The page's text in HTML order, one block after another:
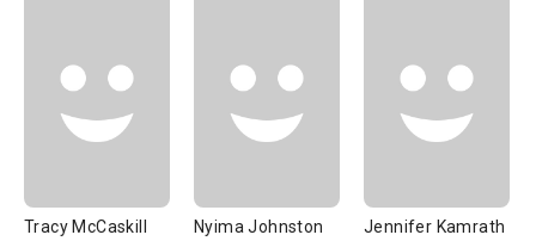
Tracy McCaskill Nyima Johnston Jennifer Kamrath